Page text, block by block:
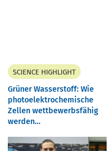
SCIENCE HIGHLIGHT
Grüner Wasserstoff: Wie
photoelektrochemische
Zellen wettbewerbsfähig
werden...